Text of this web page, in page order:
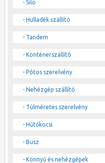
- Silo
- Hulladék szállító
- Tandem
- Konténerszállító
- Pótos szerelvény
- Nehézgép szállító
- Túlméretes szerelvény
- Hűtőkocsi
- Busz
- Könnyű és nehézgépek